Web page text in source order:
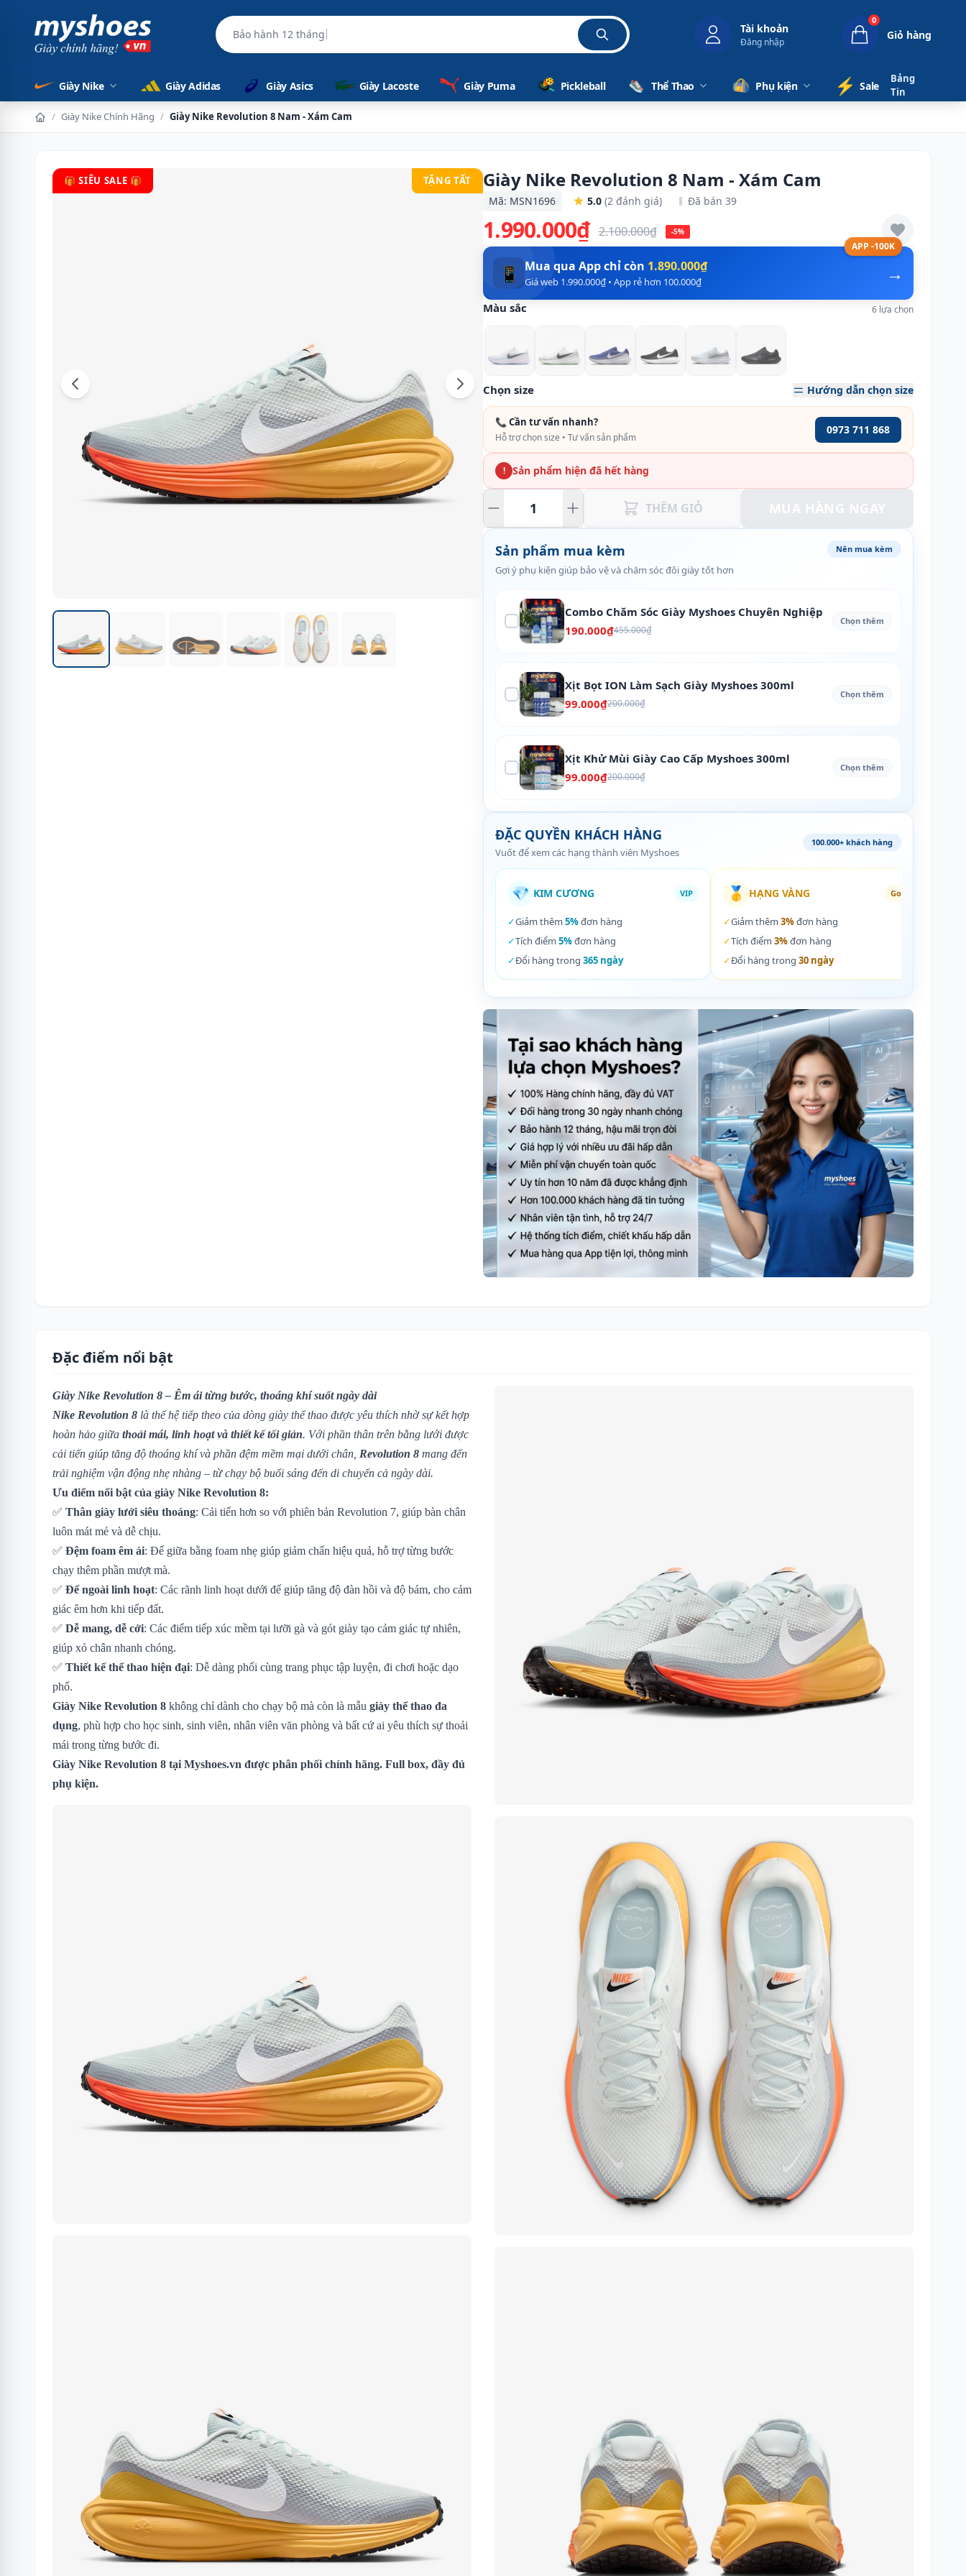
Bảo hành 12 Tài khoản
Đăng nhập
0
Giỏ hàng
Giày Nike Giày Adidas Giày Asics Giày Lacoste Giày Puma Pickleball Thể Thao Phụ kiện ⚡️ Sale
Bảng
Tin
/ Giày Nike Chính Hãng / Giày Nike Revolution 8 Nam - Xám Cam
🎁 SIÊU SALE 🎁 TẶNG TẤT Giày Nike Revolution 8 Nam - Xám Cam
Mã: MSN1696 5.0 (2 đánh giá) Đã bán 39
1.990.000₫ 2.100.000₫ -5%
APP -100K
→
📱 Mua qua App chỉ còn 1.890.000₫
Giá web 1.990.000₫ • App rẻ hơn 100.000₫
Màu sắc 6 lựa chọn
Chọn size Hướng dẫn chọn size
📞 Cần tư vấn nhanh?
Hỗ trợ chọn size • Tư vấn sản phẩm
0973 711 868
! Sản phẩm hiện đã hết hàng
THÊM GIỎ
Sản phẩm mua kèm
Gợi ý phụ kiện giúp bảo vệ và chăm sóc đôi giày tốt hơn
Nên mua kèm
Combo Chăm Sóc Giày Myshoes Chuyên Nghiệp
190.000₫455.000₫
Chọn thêm
Xịt Bọt ION Làm Sạch Giày Myshoes 300ml
99.000₫200.000₫
Chọn thêm
Xịt Khử Mùi Giày Cao Cấp Myshoes 300ml
99.000₫200.000₫
Chọn thêm
ĐẶC QUYỀN KHÁCH HÀNG
Vuốt để xem các hạng thành viên Myshoes
100.000+ khách hàng
💎 KIM CƯƠNG VIP
✓Giảm thêm 5%đơn hàng
✓Tích điểm 5%đơn hàng
✓Đổi hàng trong 365 ngày
🥇 HẠNG VÀNG Gold
✓Giảm thêm 3%đơn hàng
✓Tích điểm 3%đơn hàng
✓Đổi hàng trong 30 ngày
Đặc điểm nổi bật
Giày Nike Revolution 8 – Êm ái từng bước, thoáng khí suốt ngày dài
Nike Revolution 8 là thế hệ tiếp theo của dòng giày thể thao được yêu thích nhờ sự kết hợp
hoàn hảo giữa thoải mái, linh hoạt và thiết kế tối giản. Với phần thân trên bằng lưới được
cải tiến giúp tăng độ thoáng khí và phần đệm mềm mại dưới chân, Revolution 8 mang đến
trải nghiệm vận động nhẹ nhàng – từ chạy bộ buổi sáng đến di chuyển cả ngày dài.
Ưu điểm nổi bật của giày Nike Revolution 8:
✅ Thân giày lưới siêu thoáng: Cải tiến hơn so với phiên bản Revolution 7, giúp bàn chân
luôn mát mẻ và dễ chịu.
✅ Đệm foam êm ái: Đế giữa bằng foam nhẹ giúp giảm chấn hiệu quả, hỗ trợ từng bước
chạy thêm phần mượt mà.
✅ Đế ngoài linh hoạt: Các rãnh linh hoạt dưới đế giúp tăng độ đàn hồi và độ bám, cho cảm
giác êm hơn khi tiếp đất.
✅ Dễ mang, dễ cởi: Các điểm tiếp xúc mềm tại lưỡi gà và gót giày tạo cảm giác tự nhiên,
giúp xỏ chân nhanh chóng.
✅ Thiết kế thể thao hiện đại: Dễ dàng phối cùng trang phục tập luyện, đi chơi hoặc dạo
phố.
Giày Nike Revolution 8 không chỉ dành cho chạy bộ mà còn là mẫu giày thể thao đa
dụng, phù hợp cho học sinh, sinh viên, nhân viên văn phòng và bất cứ ai yêu thích sự thoải
mái trong từng bước đi.
Giày Nike Revolution 8 tại Myshoes.vn được phân phối chính hãng. Full box, đầy đủ
phụ kiện.